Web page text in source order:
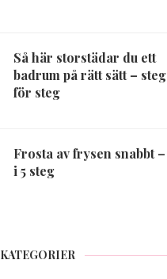
Så här storstädar du ett
badrum på rätt sätt – steg
för steg
Frosta av frysen snabbt –
i 5 steg
KATEGORIER